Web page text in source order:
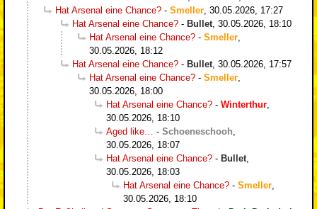
Hat Arsenal eine Chance? - Smeller 30.05.2026, 17:27
Hat Arsenal eine Chance? - Bullet 30.05.2026, 18:10
Hat Arsenal eine Chance? - Smeller
30.05.2026, 18:12
Hat Arsenal eine Chance? - Bullet 30.05.2026, 17:57
Hat Arsenal eine Chance? - Smeller
30.05.2026, 18:00
Hat Arsenal eine Chance? - Winterthur
30.05.2026, 18:10
Aged like…
- Schoeneschooh
30.05.2026, 18:07
Hat Arsenal eine Chance? - Bullet
30.05.2026, 18:03
Hat Arsenal eine Chance? - Smeller
30.05.2026, 18:10